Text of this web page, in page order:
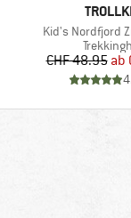
MARKE
Artikel
Kid's Nordfjord
CHF 48.95 ab